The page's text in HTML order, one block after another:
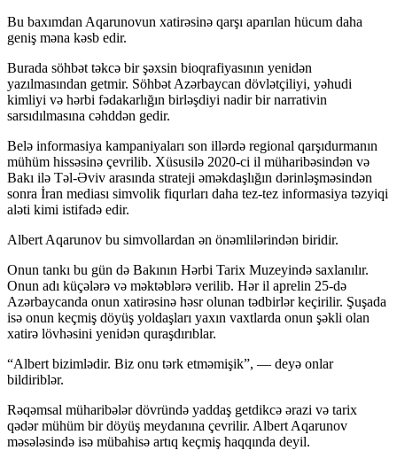
Bu baxımdan Aqarunovun xatirəsinə qarşı aparılan hücum daha
geniş məna kəsb edir.
Burada söhbət təkcə bir şəxsin bioqrafiyasının yenidən
yazılmasından getmir. Söhbət Azərbaycan dövlətçiliyi, yəhudi
kimliyi və hərbi fədakarlığın birləşdiyi nadir bir narrativin
sarsıdılmasına cəhddən gedir.
Belə informasiya kampaniyaları son illərdə regional qarşıdurmanın
mühüm hissəsinə çevrilib. Xüsusilə 2020-ci il müharibəsindən və
Bakı ilə Təl-Əviv arasında strateji əməkdaşlığın dərinləşməsindən
sonra İran mediası simvolik fiqurları daha tez-tez informasiya təzyiqi
aləti kimi istifadə edir.
Albert Aqarunov bu simvollardan ən önəmlilərindən biridir.
Onun tankı bu gün də Bakının Hərbi Tarix Muzeyində saxlanılır.
Onun adı küçələrə və məktəblərə verilib. Hər il aprelin 25-də
Azərbaycanda onun xatirəsinə həsr olunan tədbirlər keçirilir. Şuşada
isə onun keçmiş döyüş yoldaşları yaxın vaxtlarda onun şəkli olan
xatirə lövhəsini yenidən quraşdırıblar.
“Albert bizimlədir. Biz onu tərk etməmişik”, — deyə onlar
bildiriblər.
Rəqəmsal müharibələr dövründə yaddaş getdikcə ərazi və tarix
qədər mühüm bir döyüş meydanına çevrilir. Albert Aqarunov
məsələsində isə mübahisə artıq keçmiş haqqında deyil.